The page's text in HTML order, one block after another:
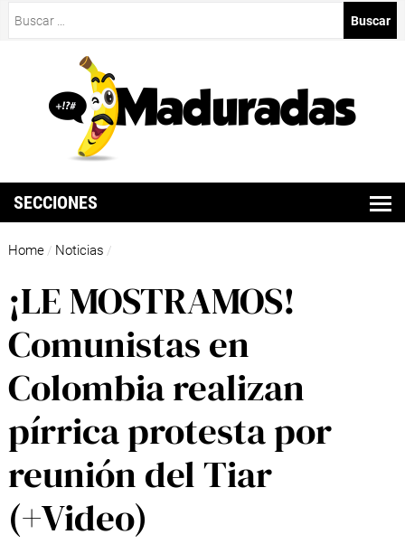
SECCIONES
Home / Noticias /
¡LE MOSTRAMOS!
Comunistas en
Colombia realizan
pírrica protesta por
reunión del Tiar
(+Video)